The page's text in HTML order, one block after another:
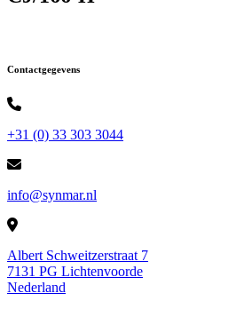
Contactgegevens
+31 (0) 33 303 3044
info@synmar.nl
Albert Schweitzerstraat 7
7131 PG Lichtenvoorde
Nederland